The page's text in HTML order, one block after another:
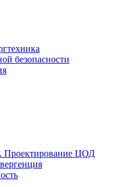
безопасности
Проектирование ЦОД